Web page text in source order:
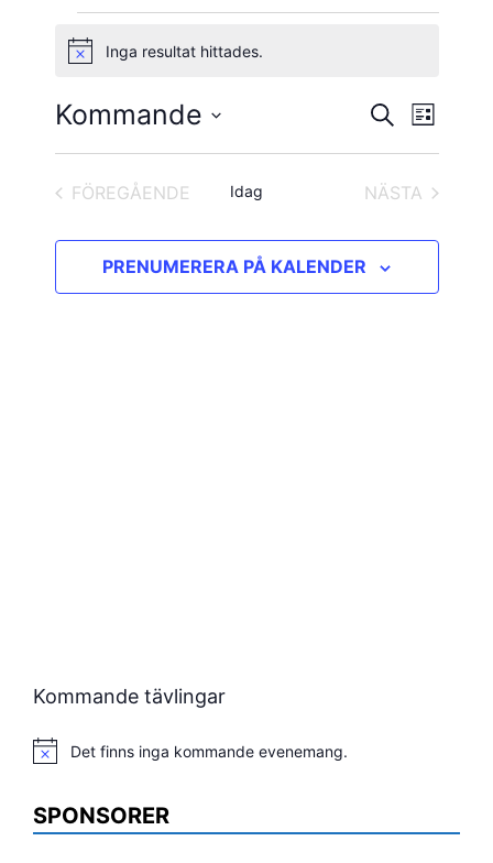
Evenemang
Notis Inga resultat hittades.
Search
and
Views
SÖK LISTA
Kommande
Välj
FÖREGÅENDE
Idag
NÄSTA
PRENUMERERA PÅ KALENDER
Kommande tävlingar
Notis Det finns inga kommande evenemang.
SPONSORER